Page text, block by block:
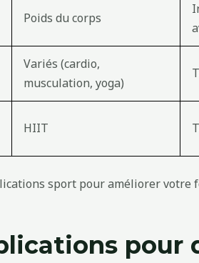
Poids du corps
Variés (cardio,
musculation, yoga)
HIIT
pour